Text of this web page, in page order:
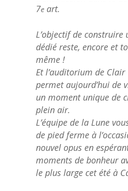
7e art.
L’objectif de construire
dédié reste, encore et
même !
Et l’auditorium de Clair
permet aujourd’hui de
un moment unique de
plein air.
L’équipe de la Lune
de pied ferme à
nouvel opus en
moments de bonheur
le plus large cet été à